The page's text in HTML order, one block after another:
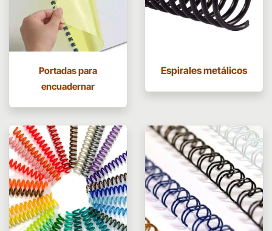
Portadas para
encuadernar
Espirales metálicos